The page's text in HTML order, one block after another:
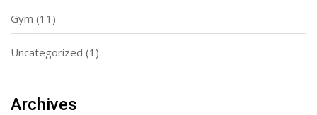
Gym (11)
Uncategorized (1)
Archives